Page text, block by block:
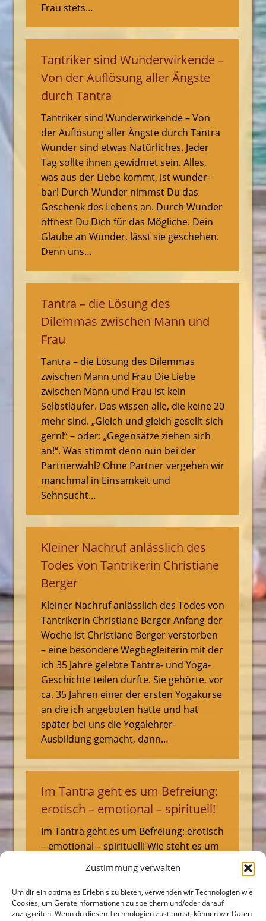
Zustimmung verwalten
Um dir ein optimales Erlebnis zu bieten, verwenden wir Technologien wie
Cookies, um Geräteinformationen zu speichern und/oder darauf
zuzugreifen. Wenn du diesen Technologien zustimmst, können wir Daten
Frau stets…
Tantriker sind Wunderwirkende –
Von der Auflösung aller Ängste
durch Tantra
Tantriker sind Wunderwirkende – Von
der Auflösung aller Ängste durch Tantra
Wunder sind etwas Natürliches. Jeder
Tag sollte ihnen gewidmet sein. Alles,
was aus der Liebe kommt, ist wunder-
bar! Durch Wunder nimmst Du das
Geschenk des Lebens an. Durch Wunder
öffnest Du Dich für das Mögliche. Dein
Glaube an Wunder, lässt sie geschehen.
Denn uns…
Tantra – die Lösung des
Dilemmas zwischen Mann und
Frau
Tantra – die Lösung des Dilemmas
zwischen Mann und Frau Die Liebe
zwischen Mann und Frau ist kein
Selbstläufer. Das wissen alle, die keine 20
mehr sind. „Gleich und gleich gesellt sich
gern!“ – oder: „Gegensätze ziehen sich
an!“. Was stimmt denn nun bei der
Partnerwahl? Ohne Partner vergehen wir
manchmal in Einsamkeit und
Sehnsucht…
Kleiner Nachruf anlässlich des
Todes von Tantrikerin Christiane
Berger
Kleiner Nachruf anlässlich des Todes von
Tantrikerin Christiane Berger Anfang der
Woche ist Christiane Berger verstorben
– eine besondere Wegbegleiterin mit der
ich 35 Jahre gelebte Tantra- und Yoga-
Geschichte teilen durfte. Sie gehörte, vor
ca. 35 Jahren einer der ersten Yogakurse
an die ich angeboten hatte und hat
später bei uns die Yogalehrer-
Ausbildung gemacht, dann…
Im Tantra geht es um Befreiung:
erotisch – emotional – spirituell!
Im Tantra geht es um Befreiung: erotisch
– emotional – spirituell! Wie steht es um
Deine Leidenschaft im Leben? Machst Du
das, was Du WIRKLICH willst? Vielen jagt
die Leidenschaft auch Angst ein. Soll
man sie kontrollieren und sich von ihr